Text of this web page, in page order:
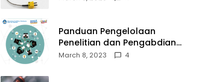
Panduan Pengelolaan
Penelitian dan Pengabdian
Kepada Masyarakat Tahun
March 8, 2023 4